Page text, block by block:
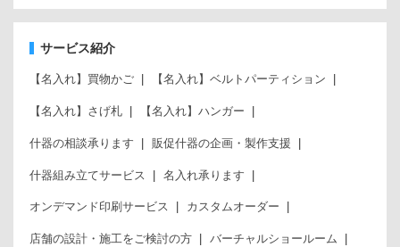
サービス紹介
【名入れ】買物かご 【名入れ】ベルトパーティション
【名入れ】さげ札 【名入れ】ハンガー
什器の相談承ります 販促什器の企画・製作支援
什器組み立てサービス 名入れ承ります
オンデマンド印刷サービス カスタムオーダー
店舗の設計・施工をご検討の方 バーチャルショールーム